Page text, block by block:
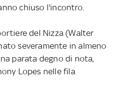
chiuso l'incontro.
del Nizza (Walter
severamente in almeno
parata degno di nota,
Lopes nelle fila